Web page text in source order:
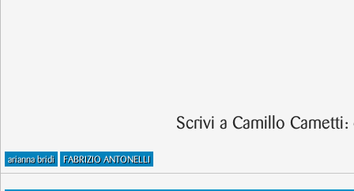
Scrivi a Camillo Cametti:
arianna bridi FABRIZIO ANTONELLI